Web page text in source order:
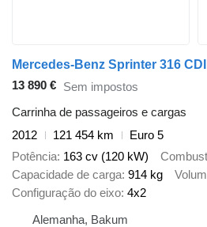
Mercedes-Benz Sprinter 316
13 890 € Sem impostos
Carrinha de passageiros e cargas
2012
121 454 km
Euro 5
Potência 163 cv (120 kW)
Capacidade de carga 914 kg
Configuração do eixo 4x2
Alemanha, Bakum